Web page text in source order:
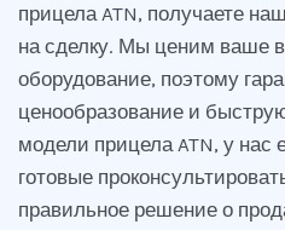
прицела ATN, получаете
на сделку. Мы ценим ваше
оборудование, поэтому
ценообразование и
модели прицела ATN, у нас
готовые
правильное решение о